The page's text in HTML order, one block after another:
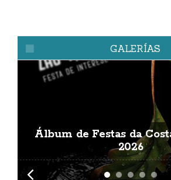
GALERÍAS
Álbum de Festas da
2026